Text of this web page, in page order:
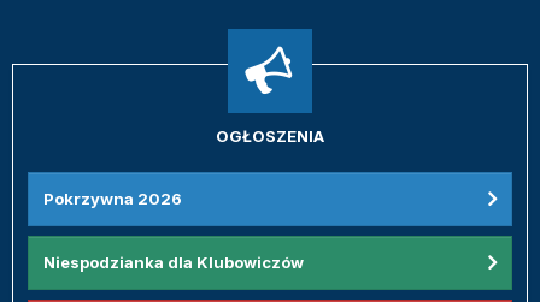
OGŁOSZENIA
Pokrzywna 2026
Niespodzianka dla Klubowiczów